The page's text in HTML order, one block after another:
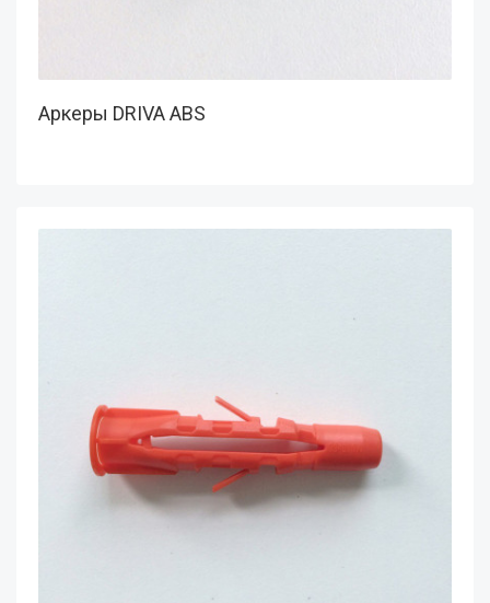
Аркеры DRIVA ABS